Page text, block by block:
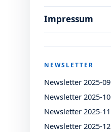
Impressum
NEWSLETTER
Newsletter 2025-09
Newsletter 2025-10
Newsletter 2025-11
Newsletter 2025-12